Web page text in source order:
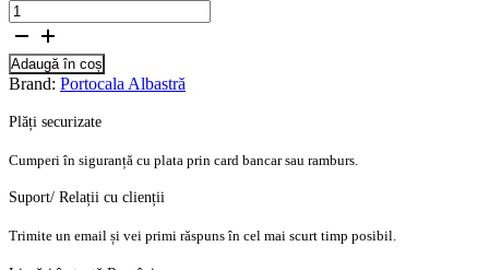
Adaugă în coș
Brand: Portocala Albastră
Plăți securizate
Cumperi în siguranță cu plata prin card bancar sau ramburs.
Suport/ Relații cu clienții
Trimite un email și vei primi răspuns în cel mai scurt timp posibil.